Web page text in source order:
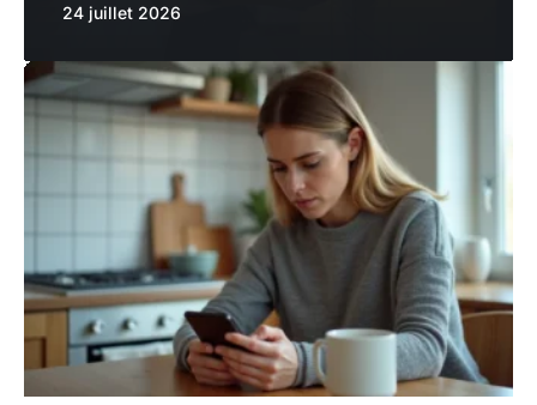
24 juillet 2026